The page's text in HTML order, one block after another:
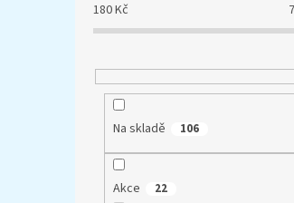
180Kč
Na skladě 106
Akce 22